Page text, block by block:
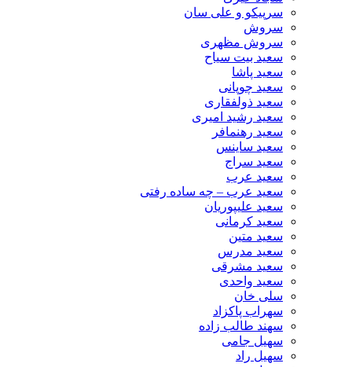
سرپیکو و علی سان
سروش
سروش مظهری
سعید بیت سیاح
سعید پاشا
سعید چوپانی
سعید ذولفقاری
سعید رشید امیری
سعید رهنمافر
سعید ساینس
سعید سراج
سعید عرب
سعید عرب – چه ساده رفتی
سعید علیپوریان
سعید کرمانی
سعید متین
سعید مدرس
سعید مشرقی
سعید واحدی
سلی خان
سهراب پاکزاد
سهند طالب زاده
سهیل جامی
سهیل راد